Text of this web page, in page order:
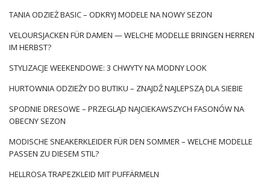
TANIA ODZIEŻ BASIC – ODKRYJ MODELE NA NOWY SEZON
VELOURSJACKEN FÜR DAMEN — WELCHE MODELLE BRINGEN HERREN
IM HERBST?
STYLIZACJE WEEKENDOWE: 3 CHWYTY NA MODNY LOOK
HURTOWNIA ODZIEŻY DO BUTIKU – ZNAJDŹ NAJLEPSZĄ DLA SIEBIE
SPODNIE DRESOWE – PRZEGLĄD NAJCIEKAWSZYCH FASONÓW NA
OBECNY SEZON
MODISCHE SNEAKERKLEIDER FÜR DEN SOMMER – WELCHE MODELLE
PASSEN ZU DIESEM STIL?
HELLROSA TRAPEZKLEID MIT PUFFÄRMELN